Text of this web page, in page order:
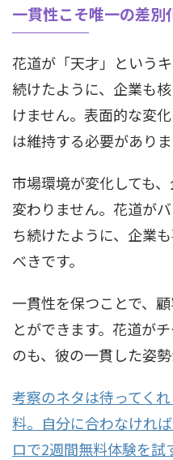
一貫性こそ唯一の差別
花道が「天才」という
続けたように、企業も
けません。表面的な変
は維持する必要がありま
市場環境が変化しても
変わりません。花道が
ち続けたように、企業
べきです。
一貫性を保つことで、
とができます。花道が
のも、彼の一貫した姿
考察のネタは待ってく
料。自分に合わなけれ
ロで2週間無料体験を